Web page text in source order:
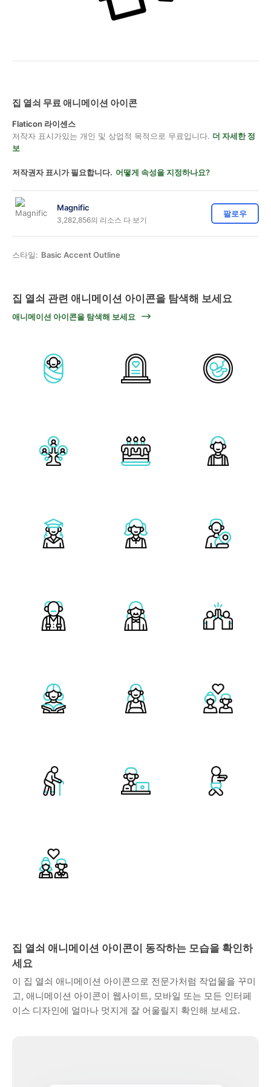
집 열쇠 무료 애니메이션 아이콘
Flaticon 라이센스
저작자 표시가있는 개인 및 상업적 목적으로 무료입니다. 더 자세한 정
보
저작권자 표시가 필요합니다. 어떻게 속성을 지정하나요?
Magnific
3,282,856의 리소스 다 보기
팔로우
스타일: Basic Accent Outline
집 열쇠 관련 애니메이션 아이콘을 탐색해 보세요
애니메이션 아이콘을 탐색해 보세요
집 열쇠 애니메이션 아이콘이 동작하는 모습을 확인하
세요
이 집 열쇠 애니메이션 아이콘으로 전문가처럼 작업물을 꾸미
고, 애니메이션 아이콘이 웹사이트, 모바일 또는 모든 인터페
이스 디자인에 얼마나 멋지게 잘 어울릴지 확인해 보세요.